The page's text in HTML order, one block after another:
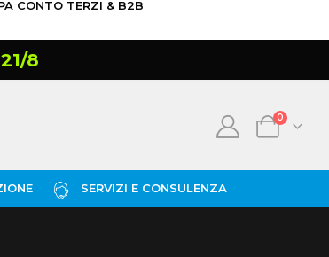
CONTO TERZI & B2B
8
0
SERVIZI E CONSULENZA